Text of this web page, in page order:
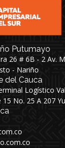
Putumayo
26 # 6B - 2 Av.
- Nariño
del Cauca
Logístico
No. 25 A 207